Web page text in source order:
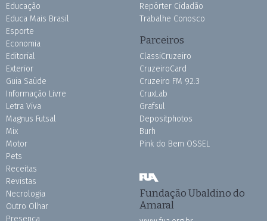
Educação
Educa Mais Brasil
Esporte
Economia
Editorial
Exterior
Guia Saúde
Informação Livre
Letra Viva
Magnus Futsal
Mix
Motor
Pets
Receitas
Revistas
Necrologia
Outro Olhar
Presença
Repórter Cidadão
Trabalhe Conosco
Parceiros
ClassiCruzeiro
CruzeiroCard
Cruzeiro FM 92.3
CruxLab
Grafsul
Depositphotos
Burh
Pink do Bem OSSEL
Fundação Ubaldino do
Amaral